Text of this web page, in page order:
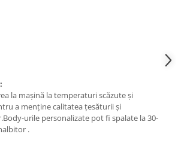
la mașină la temperaturi scăzute și
a menține calitatea țesăturii și
urile personalizate pot fi spalate la 30-
.